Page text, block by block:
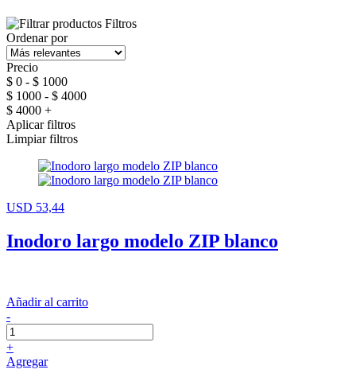
Filtros
Ordenar por
Precio
$ 0 - $ 1000
$ 1000 - $ 4000
$ 4000 +
Aplicar filtros
Limpiar filtros
USD 53,44
Inodoro largo modelo ZIP blanco
Añadir al carrito
-
+
Agregar